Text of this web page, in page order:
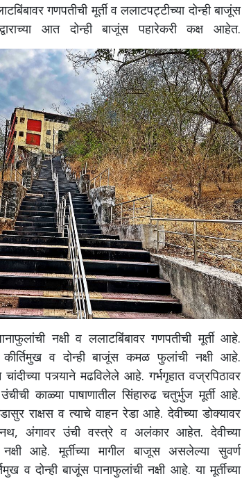
गणपतीची मूर्ती व ललाटपट्टीच्या दोन्ही बाजूंस
आत दोन्ही बाजूंस पहारेकरी कक्ष आहेत.
नक्षी व ललाटबिंबावर गणपतीची मूर्ती आहे.
कीर्तिमुख व दोन्ही बाजूंस कमळ फुलांची नक्षी आहे.
चांदीच्या पत्र्याने मढविलेले आहे.गर्भगृहात वज्रपिठावर
उंचीची काळ्या पाषाणातील सिंहारुढ चतुर्भुज मूर्ती आहे.
राक्षस व त्याचे वाहन रेडा आहे.देवीच्या डोक्यावर
नथ,अंगावर उंची वस्त्रे व अलंकार आहेत.देवीच्या
नक्षी आहे.मूर्तीच्या मागील बाजूस असलेल्या सुवर्ण
व दोन्ही बाजूंस पानाफुलांची नक्षी आहे.या मूर्तीच्या